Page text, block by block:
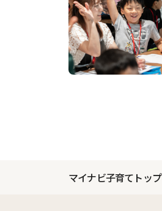
マイナビ子育てトップ